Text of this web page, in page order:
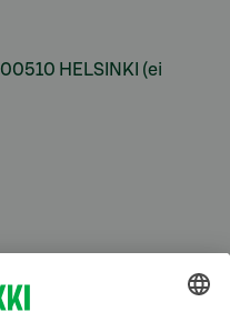
HELSINKI (ei